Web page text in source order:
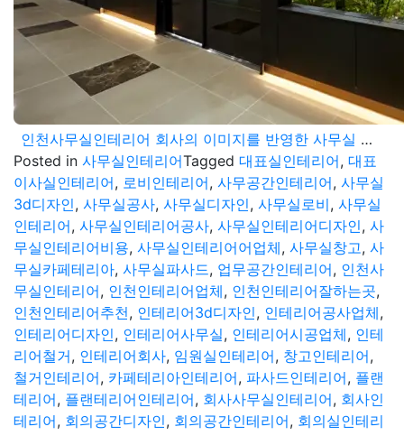
인천사무실인테리어 회사의 이미지를 반영한 사무실 디자인 사례
Posted in 사무실인테리어Tagged 대표실인테리어, 대표
이사실인테리어, 로비인테리어, 사무공간인테리어, 사무실
3d디자인, 사무실공사, 사무실디자인, 사무실로비, 사무실
인테리어, 사무실인테리어공사, 사무실인테리어디자인, 사
무실인테리어비용, 사무실인테리어어업체, 사무실창고, 사
무실카페테리아, 사무실파사드, 업무공간인테리어, 인천사
무실인테리어, 인천인테리어업체, 인천인테리어잘하는곳,
인천인테리어추천, 인테리어3d디자인, 인테리어공사업체,
인테리어디자인, 인테리어사무실, 인테리어시공업체, 인테
리어철거, 인테리어회사, 임원실인테리어, 창고인테리어,
철거인테리어, 카페테리아인테리어, 파사드인테리어, 플랜
테리어, 플랜테리어인테리어, 회사사무실인테리어, 회사인
테리어, 회의공간디자인, 회의공간인테리어, 회의실인테리